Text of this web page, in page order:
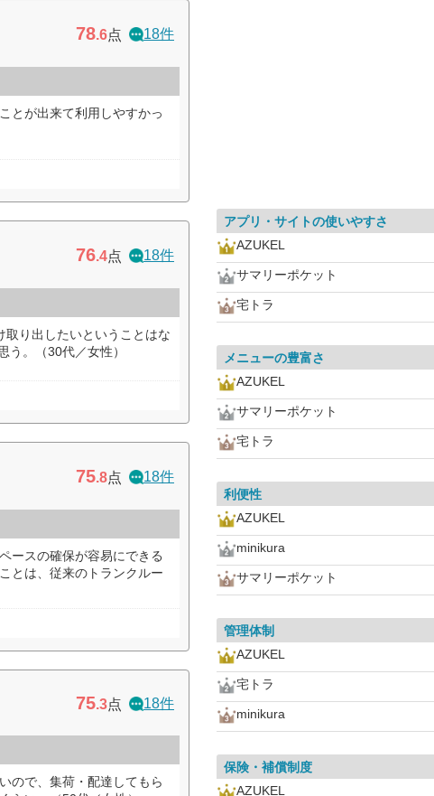
78.6点 18件
とが出来て利用しやすかっ
76.4点 18件
り出したいということはな
。（30代／女性）
75.8点 18件
ースの確保が容易にできる
とは、従来のトランクルー
75.3点 18件
ので、集荷・配達してもら
アプリ・サイトの使いやすさ
AZUKEL
サマリーポケット
宅トラ
メニューの豊富さ
AZUKEL
サマリーポケット
宅トラ
利便性
AZUKEL
minikura
サマリーポケット
管理体制
AZUKEL
宅トラ
minikura
保険・補償制度
AZUKEL